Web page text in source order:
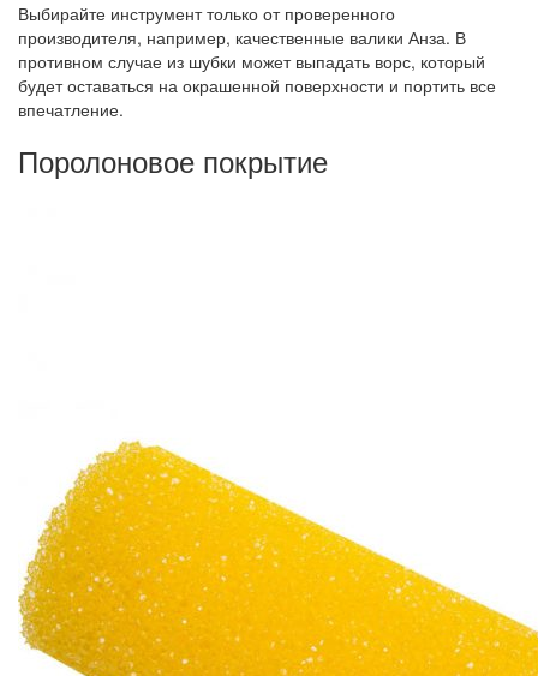
Выбирайте инструмент только от проверенного
производителя, например, качественные валики Анза. В
противном случае из шубки может выпадать ворс, который
будет оставаться на окрашенной поверхности и портить все
впечатление.
Поролоновое покрытие